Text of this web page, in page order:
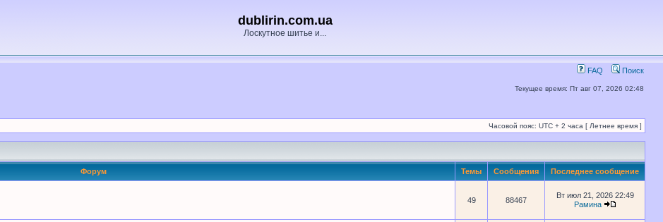
dublirin.com.ua
Лоскутное шитье и...
FAQ Поиск
Текущее время: Пт авг 07, 2026 02:48
Часовой пояс: UTC + 2 часа [ Летнее время ]
Форум Темы Сообщения Последнее сообщение
49 88467
Вт июл 21, 2026 22:49
Рамина